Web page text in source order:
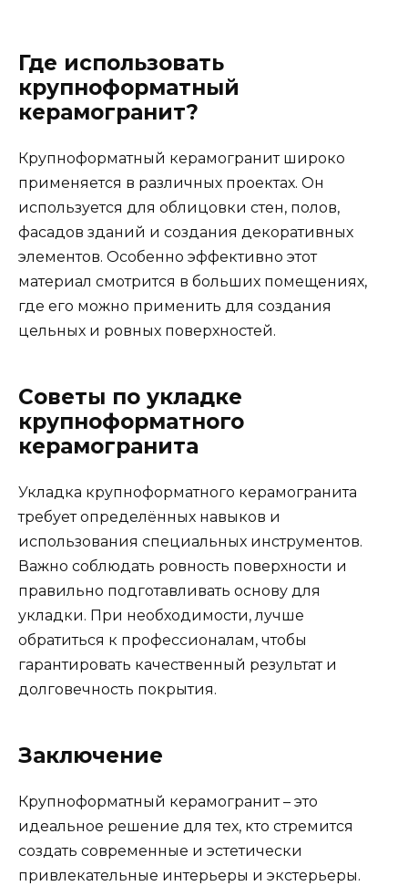
Где использовать
крупноформатный
керамогранит?
Крупноформатный керамогранит широко
применяется в различных проектах. Он
используется для облицовки стен, полов,
фасадов зданий и создания декоративных
элементов. Особенно эффективно этот
материал смотрится в больших помещениях,
где его можно применить для создания
цельных и ровных поверхностей.
Советы по укладке
крупноформатного
керамогранита
Укладка крупноформатного керамогранита
требует определённых навыков и
использования специальных инструментов.
Важно соблюдать ровность поверхности и
правильно подготавливать основу для
укладки. При необходимости, лучше
обратиться к профессионалам, чтобы
гарантировать качественный результат и
долговечность покрытия.
Заключение
Крупноформатный керамогранит – это
идеальное решение для тех, кто стремится
создать современные и эстетически
привлекательные интерьеры и экстерьеры.